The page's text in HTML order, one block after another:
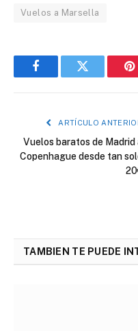
Vuelos a Marsella
FacebookTwitter
ARTÍCULO
Vuelos baratos de Madrid
Copenhague desde tan
TAMBIEN TE PUEDE